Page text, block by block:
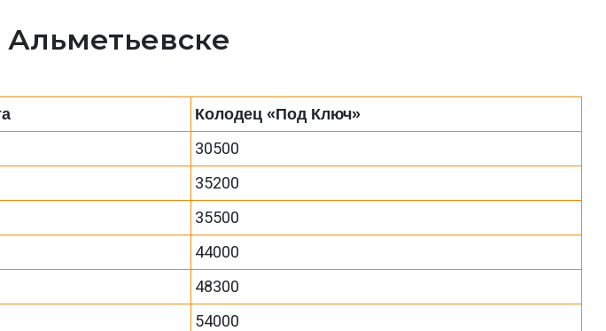
Колодец «Под Ключ»
30500
35200
35500
44000
48300
54000